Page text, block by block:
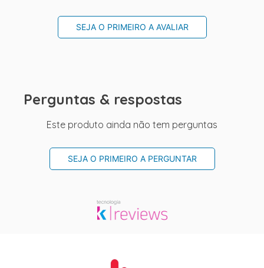
SEJA O PRIMEIRO A AVALIAR
Perguntas & respostas
Este produto ainda não tem perguntas
SEJA O PRIMEIRO A PERGUNTAR